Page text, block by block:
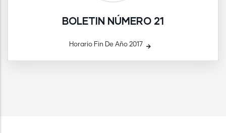
BOLETIN NÚMERO 21
Horario Fin De Año 2017